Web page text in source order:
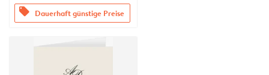
offers Dauerhaft günstige Preise